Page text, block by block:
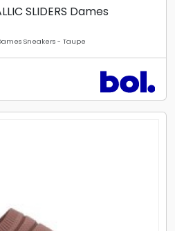
SLIDERS Dames
Dames Sneakers - Taupe